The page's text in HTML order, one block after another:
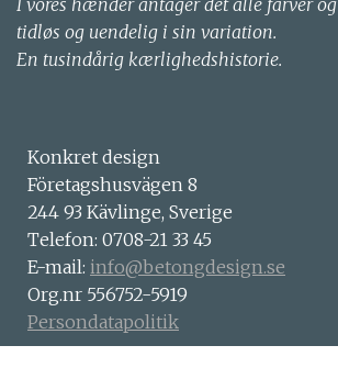
I vores hænder antager det alle farver
tidløs og uendelig i sin variation.
En tusindårig kærlighedshistorie.
Konkret design
Företagshusvägen 8
244 93 Kävlinge, Sverige
Telefon: 0708-21 33 45
E-mail: info@betongdesign.se
Org.nr 556752-5919
Persondatapolitik